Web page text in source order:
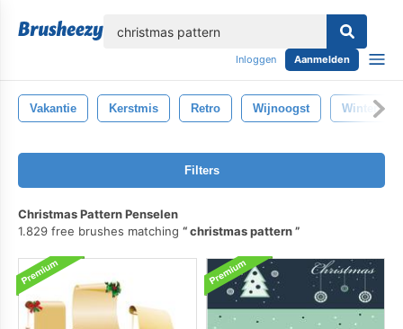
Inloggen Aanmelden
Vakantie Kerstmis Retro Wijnoogst Winter
Filters
Christmas Pattern Penselen
1.829 free brushes matching
christmas pattern